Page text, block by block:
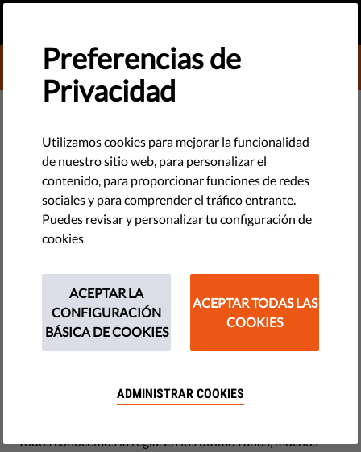
DONATE TO LIBERTIES
TECNOLOGÍA Y DERECHOS
#MeAndMyRights: La privacidad
nos brinda libertad
La privacidad nos libera de las restricciones del control
social. Por eso, nos brinda la libertad de pensar críticamente,
considerarse controvertidas.
by Israel Butler
diciembre 08, 2017
embargo mucha gente sigue tirando basura al suelo, las
todos conocemos la regla. En los últimos años, muchos
Preferencias de
Privacidad
Utilizamos cookies para mejorar la funcionalidad
de nuestro sitio web, para personalizar el
contenido, para proporcionar funciones de redes
sociales y para comprender el tráfico entrante.
Puedes revisar y personalizar tu configuración de
cookies
ACEPTAR LA
CONFIGURACIÓN
BÁSICA DE COOKIES
ACEPTAR TODAS LAS
COOKIES
ADMINISTRAR COOKIES